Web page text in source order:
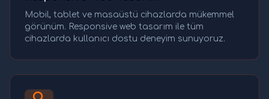
Mobil, tablet ve masaüstü cihazlarda mükemmel
görünüm. Responsive web tasarım ile tüm
cihazlarda kullanıcı dostu deneyim sunuyoruz.